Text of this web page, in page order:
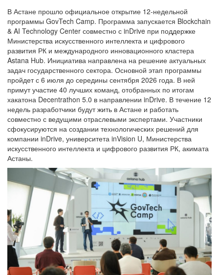
В Астане прошло официальное открытие 12-недельной
программы GovTech Camp. Программа запускается Blockchain
& AI Technology Center совместно с inDrive при поддержке
Министерства искусственного интеллекта и цифрового
развития РК и международного инновационного кластера
Astana Hub. Инициатива направлена на решение актуальных
задач государственного сектора. Основной этап программы
пройдет с 6 июля до середины сентября 2026 года. В ней
примут участие 40 лучших команд, отобранных по итогам
хакатона Decentrathon 5.0 в направлении inDrive. В течение 12
недель разработчики будут жить в Астане и работать
совместно с ведущими отраслевыми экспертами. Участники
сфокусируются на создании технологических решений для
компании inDrive, университета inVision U, Министерства
искусственного интеллекта и цифрового развития РК, акимата
Астаны.